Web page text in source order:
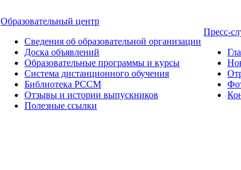
Образовательный центр
Сведения об образовательной организации
Доска объявлений
Образовательные программы и курсы
Система дистанционного обучения
Библиотека РССМ
Отзывы и истории выпускников
Полезные ссылки
Пресс-